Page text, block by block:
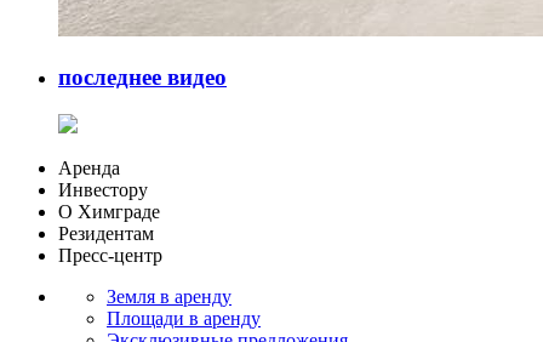
последнее видео
Аренда
Инвестору
О Химграде
Резидентам
Пресс-центр
Земля в аренду
Площади в аренду